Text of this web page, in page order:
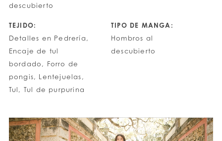
descubierto
TEJIDO:
Detalles en Pedrería,
Encaje de tul
bordado, Forro de
pongis, Lentejuelas,
Tul, Tul de purpurina
TIPO DE MANGA:
Hombros al
descubierto
PAUSE AUTOPLAY
PREVIOUS SLIDE
NEXT SLIDE
0